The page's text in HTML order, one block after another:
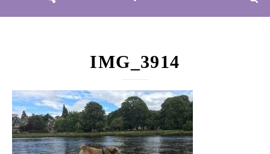
IMG_3914